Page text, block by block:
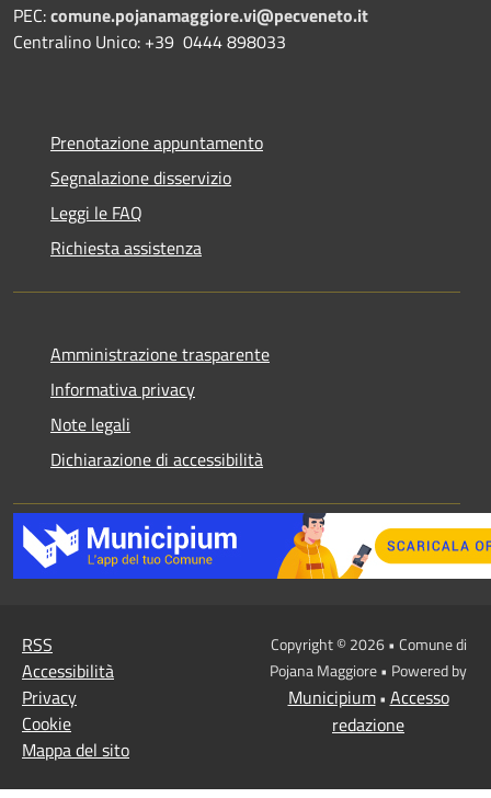
PEC:comune.pojanamaggiore.vi@pecveneto.it
Centralino Unico: +39 0444 898033
Prenotazione appuntamento
Segnalazione disservizio
Leggi le FAQ
Richiesta assistenza
Amministrazione trasparente
Informativa privacy
Note legali
Dichiarazione di accessibilità
RSS
Accessibilità
Privacy
Cookie
Mappa del sito
Copyright © 2026 • Comune di
Pojana Maggiore • Powered by
Municipium• Accesso
redazione